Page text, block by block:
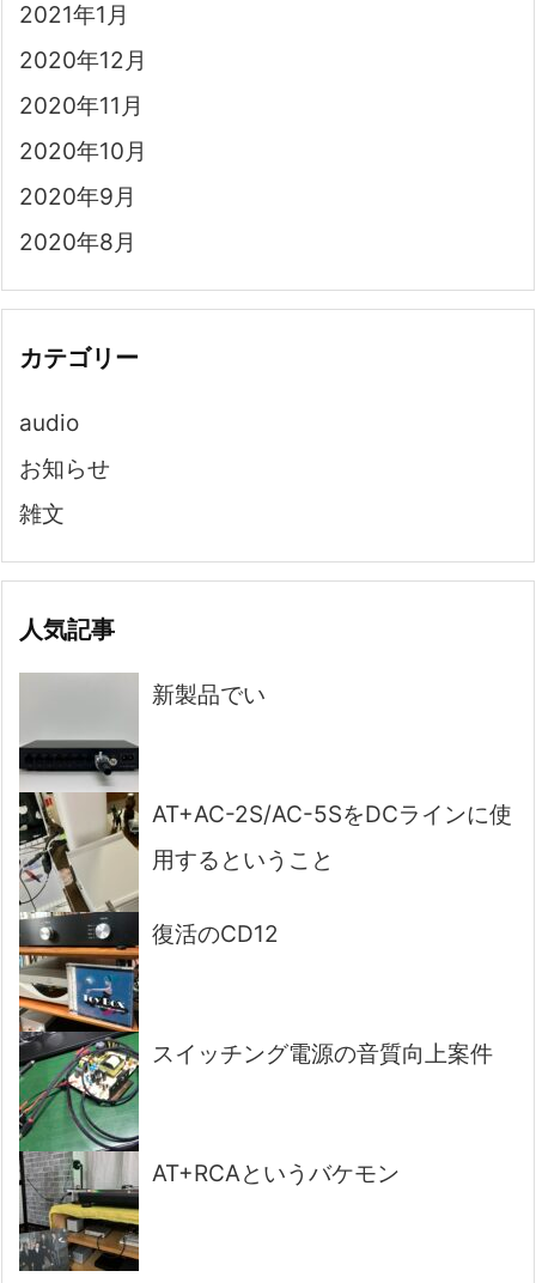
2021年1月
2020年12月
2020年11月
2020年10月
2020年9月
2020年8月
カテゴリー
audio
お知らせ
雑文
人気記事
新製品でい
AT+AC-2S/AC-5SをDCラインに使
用するということ
復活のCD12
スイッチング電源の音質向上案件
AT+RCAというバケモン